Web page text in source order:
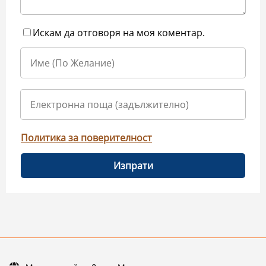
Искам да отговоря на моя коментар.
Политика за поверителност
Изпрати